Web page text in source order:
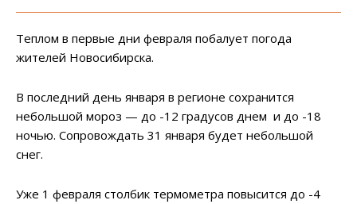
Теплом в первые дни февраля побалует погода
жителей Новосибирска.
В последний день января в регионе сохранится
небольшой мороз — до -12 градусов днем и до -18
ночью. Сопровождать 31 января будет небольшой
снег.
Уже 1 февраля столбик термометра повысится до -4